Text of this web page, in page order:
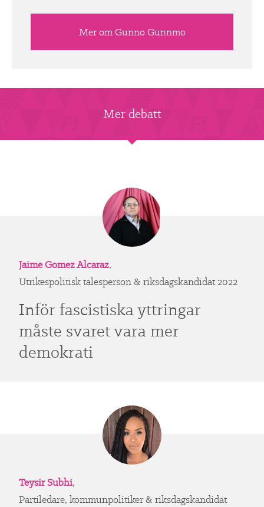
Mer om Gunno Gunnmo
Mer debatt
Jaime Gomez Alcaraz,
Utrikespolitisk talesperson & riksdagskandidat 2022
Inför fascistiska yttringar
måste svaret vara mer
demokrati
Teysir Subhi,
Partiledare, kommunpolitiker & riksdagskandidat